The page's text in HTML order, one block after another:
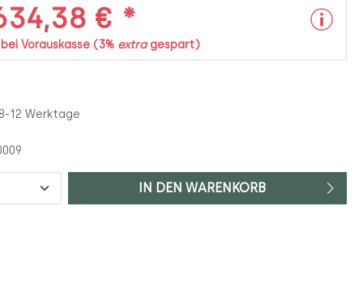
€ *
Vorauskasse (3% extragespart)
12 Werktage
IN DEN WARENKORB